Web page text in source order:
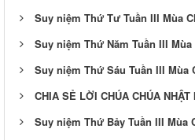
Suy niệm Thứ Tư Tuần III Mùa
Suy niệm Thứ Năm Tuần III Mùa
Suy niệm Thứ Sáu Tuần III Mùa
CHIA SẺ LỜI CHÚA CHÚA NHẬT
Suy niệm Thứ Bảy Tuần III Mùa